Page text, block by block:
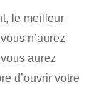
le meilleur
n’aurez
aurez
d’ouvrir votre